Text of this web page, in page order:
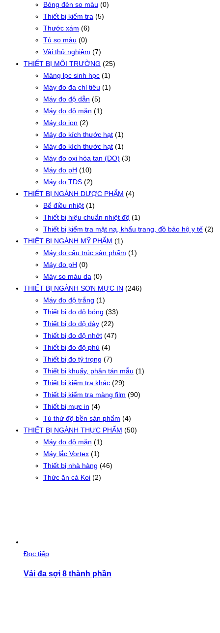
Bóng đèn so màu (0)
Thiết bị kiểm tra (5)
Thước xám (6)
Tủ so màu (0)
Vải thử nghiệm (7)
THIẾT BỊ MÔI TRƯỜNG (25)
Màng lọc sinh học (1)
Máy đo đa chỉ tiêu (1)
Máy đo độ dẫn (5)
Máy đo độ mặn (1)
Máy đo ion (2)
Máy đo kích thước hạt (1)
Máy đo kích thước hạt (1)
Máy đo oxi hòa tan (DO) (3)
Máy đo pH (10)
Máy đo TDS (2)
THIẾT BỊ NGÀNH DƯỢC PHẨM (4)
Bể điều nhiệt (1)
Thiết bị hiệu chuẩn nhiệt độ (1)
Thiết bị kiểm tra mặt nạ, khẩu trang, đồ bảo hộ y tế (2)
THIẾT BỊ NGÀNH MỸ PHẨM (1)
Máy đo cấu trúc sản phẩm (1)
Máy đo pH (0)
Máy so màu da (0)
THIẾT BỊ NGÀNH SƠN MỰC IN (246)
Máy đo độ trắng (1)
Thiết bị đo độ bóng (33)
Thiết bị đo độ dày (22)
Thiết bị đo độ nhớt (47)
Thiết bị đo độ phủ (4)
Thiết bị đo tỷ trọng (7)
Thiết bị khuấy, phân tán mẫu (1)
Thiết bị kiểm tra khác (29)
Thiết bị kiểm tra màng film (90)
Thiết bị mực in (4)
Tủ thử độ bền sản phẩm (4)
THIẾT BỊ NGÀNH THỰC PHẨM (50)
Máy đo độ mặn (1)
Máy lắc Vortex (1)
Thiết bị nhà hàng (46)
Thức ăn cá Koi (2)
Đọc tiếp
Vải đa sợi 8 thành phần